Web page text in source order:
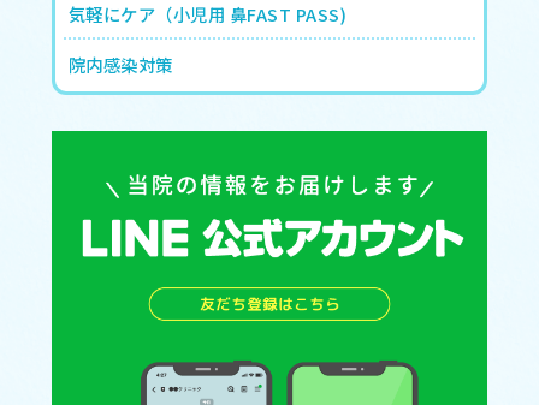
気軽にケア（小児用 鼻FAST PASS)
院内感染対策